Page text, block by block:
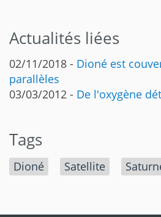
Actualités liées
02/11/2018 - Dioné est
parallèles
03/03/2012 - De l'oxygène
Tags
Dioné Satellite